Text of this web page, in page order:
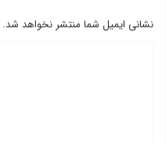
نشانی ایمیل شما منتشر نخواهد شد.